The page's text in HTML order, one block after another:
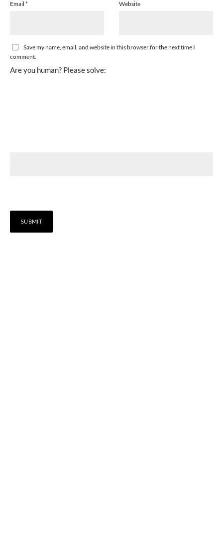
Email * Website
Save my name, email, and website in this browser for the next time I
comment.
Are you human? Please solve: